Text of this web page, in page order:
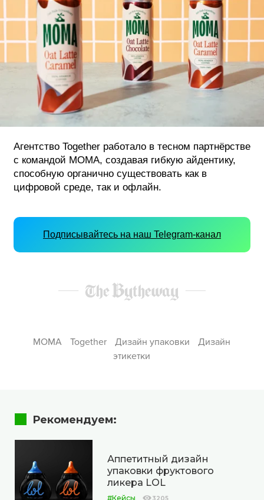
Агентство Together работало в тесном партнёрстве
с командой MOMA, создавая гибкую айдентику,
способную органично существовать как в
цифровой среде, так и офлайн.
Подписывайтесь на наш Telegram-канал
MOMA Together Дизайн упаковки
Дизайн
этикетки
Рекомендуем:
Аппетитный дизайн
упаковки фруктового
ликера LOL
#Кейсы 3205